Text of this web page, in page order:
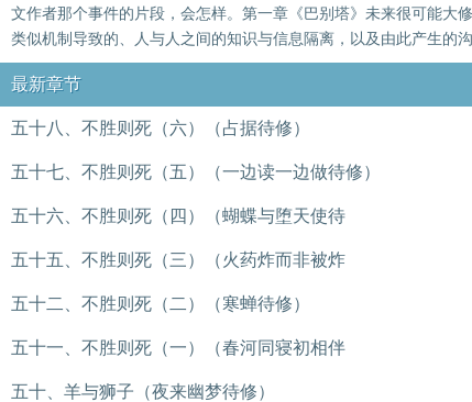
文作者那个事件的片段，会怎样。第一章《巴别塔》未来很可能大
类似机制导致的、人与人之间的知识与信息隔离，以及由此产生的沟
最新章节
五十八、不胜则死（六）（占据待修）
五十七、不胜则死（五）（一边读一边做待修）
五十六、不胜则死（四）（蝴蝶与堕天使待
五十五、不胜则死（三）（火药炸而非被炸
五十二、不胜则死（二）（寒蝉待修）
五十一、不胜则死（一）（春河同寝初相伴
五十、羊与狮子（夜来幽梦待修）